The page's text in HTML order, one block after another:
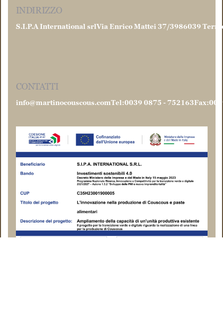
INDIRIZZO
S.I.P.A International srlVia Enrico Mattei 37/3986039
CONTATTI
info@martinocouscous.comTel:0039 0875 - 752163